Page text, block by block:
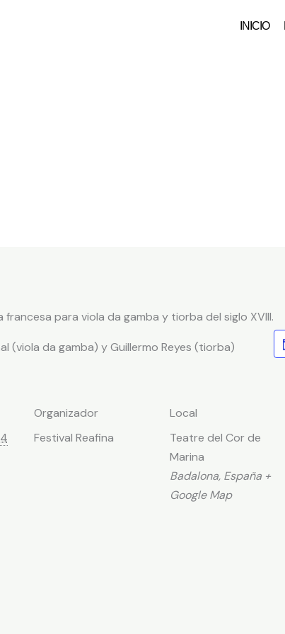
INICIO
francesa para viola da gamba y tiorba del siglo XVIII.
(viola da gamba) y Guillermo Reyes (tiorba)
Organizador
Festival Reafina
Local
Teatre del Cor de
Marina
Badalona, España +
Google Map